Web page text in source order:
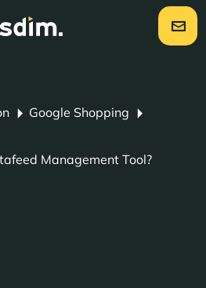
Google Shopping
Management Tool?